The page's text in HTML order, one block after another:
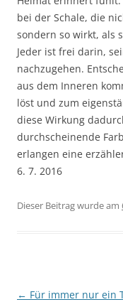
bei der Schale, die
sondern so wirkt, als
Jeder ist frei darin,
nachzugehen.
aus dem Inneren
löst und zum
diese Wirkung
durchscheinende
erlangen eine
6. 7. 2016
Dieser Beitrag wurde am
Beitragsnavigation
← Für immer nur ein